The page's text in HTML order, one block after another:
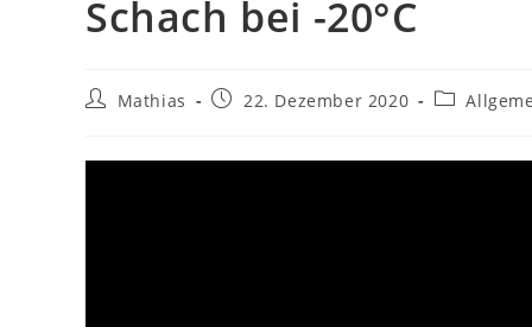
Schach bei -20°C
Beitrags-
Mathias
Beitrag22. Dezember 2020
Beitrags-